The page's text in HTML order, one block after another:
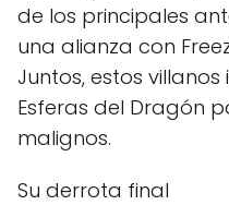
de los principales
una alianza con
Juntos, estos
Esferas del Dragón
malignos.
Su derrota final